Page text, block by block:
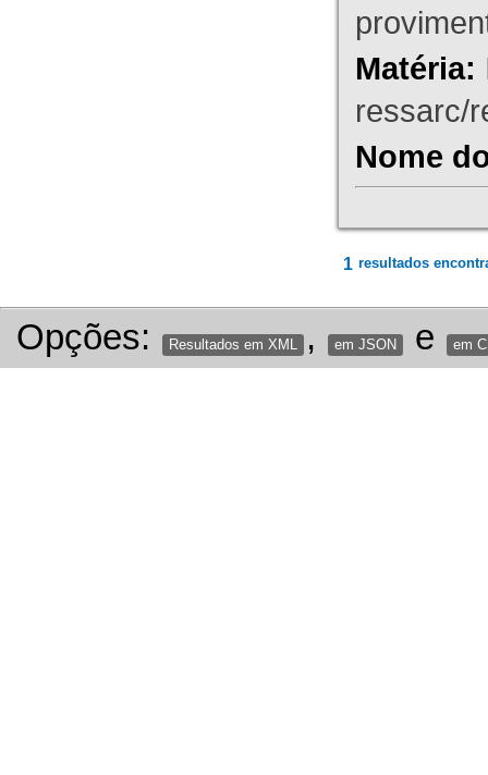
Matéria:
ressarc/
Nome
1 resultados
Opções: Resultados em XML , em JSON e em